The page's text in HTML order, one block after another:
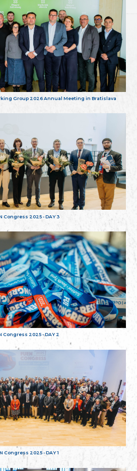
Group 2026 Annual Meeting in Bratislava
Congress 2025 - DAY 3
Congress 2025 - DAY 2
Congress 2025 - DAY 1